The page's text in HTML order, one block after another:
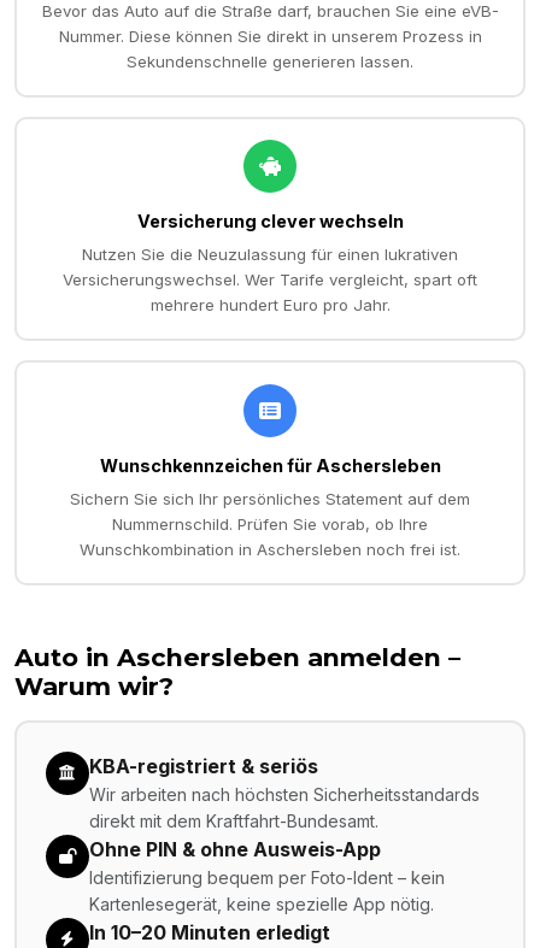
Bevor das Auto auf die Straße darf, brauchen Sie eine eVB-
Nummer. Diese können Sie direkt in unserem Prozess in
Sekundenschnelle generieren lassen.
Versicherung clever wechseln
Nutzen Sie die Neuzulassung für einen lukrativen
Versicherungswechsel. Wer Tarife vergleicht, spart oft
mehrere hundert Euro pro Jahr.
Wunschkennzeichen für Aschersleben
Sichern Sie sich Ihr persönliches Statement auf dem
Nummernschild. Prüfen Sie vorab, ob Ihre
Wunschkombination in Aschersleben noch frei ist.
Auto in Aschersleben anmelden –
Warum wir?
KBA-registriert & seriös
Wir arbeiten nach höchsten Sicherheitsstandards
direkt mit dem Kraftfahrt-Bundesamt.
Ohne PIN & ohne Ausweis-App
Identifizierung bequem per Foto-Ident – kein
Kartenlesegerät, keine spezielle App nötig.
In 10–20 Minuten erledigt